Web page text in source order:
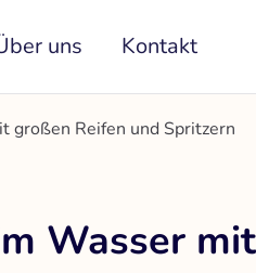
uns Kontakt
großen Reifen und Spritzern
Wasser